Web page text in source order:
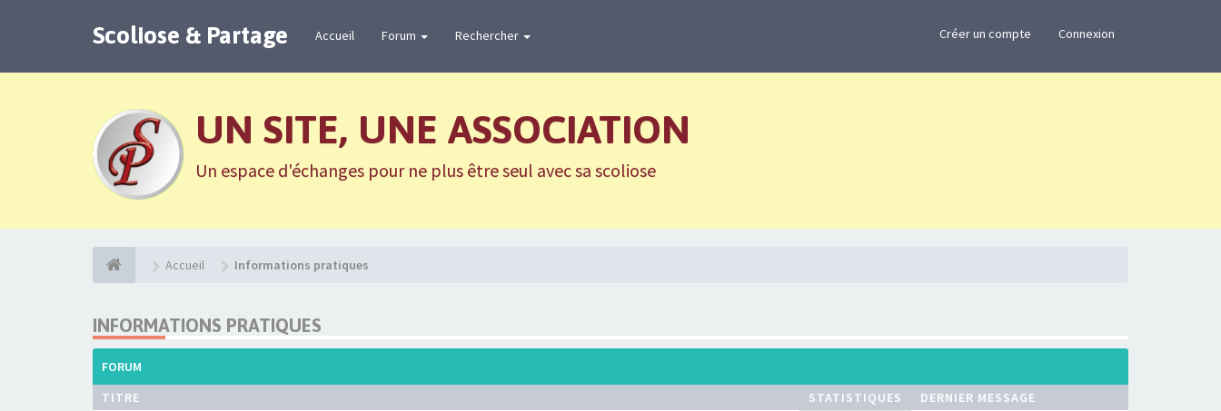
Scoliose & Partage Accueil Forum Rechercher Créer un compte Connexion
UN SITE, UNE ASSOCIATION
Un espace d'échanges pour ne plus être seul avec sa scoliose
Accueil Informations pratiques
INFORMATIONS PRATIQUES
FORUM
TITRE
STATISTIQUES DERNIER MESSAGE